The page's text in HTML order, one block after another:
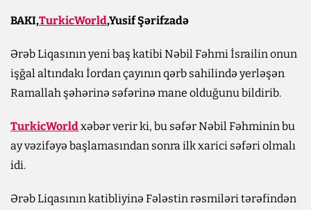
BAKI,TurkicWorld,Yusif Şərifzadə
Ərəb Liqasının yeni baş katibi Nəbil Fəhmi İsrailin onun
işğal altındakı İordan çayının qərb sahilində yerləşən
Ramallah şəhərinə səfərinə mane olduğunu bildirib.
TurkicWorldxəbər verir ki, bu səfər Nəbil Fəhminin bu
ay vəzifəyə başlamasından sonra ilk xarici səfəri olmalı
idi.
Ərəb Liqasının katibliyinə Fələstin rəsmiləri tərəfindən